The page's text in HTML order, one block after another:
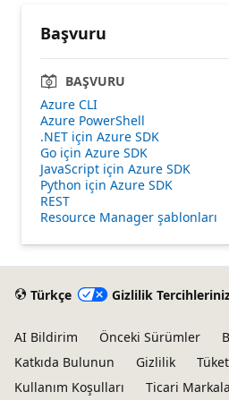
Başvuru
BAŞVURU
Azure CLI
Azure PowerShell
.NET için Azure SDK
Go için Azure SDK
JavaScript için Azure SDK
Python için Azure SDK
REST
Resource Manager şablonları
Türkçe Gizlilik
AI Bildirim Önceki Sürümler
Katkıda Bulunun
Gizlilik
Kullanım Koşulları
Ticari